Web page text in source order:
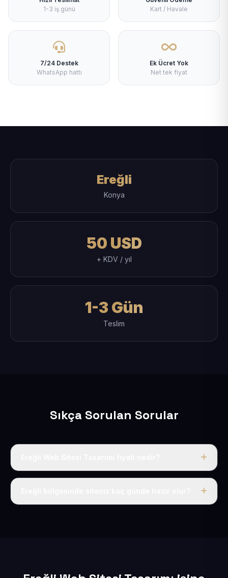
1-3 iş günü
Kart / Havale
7/24 Destek
WhatsApp hattı
Ek Ücret Yok
Net tek fiyat
Ereğli
Konya
50 USD
+ KDV / yıl
1-3 Gün
Teslim
Sıkça Sorulan Sorular
Tek fiyat uygulanır: yıllık 50 USD + KDV. Bu bedele alan